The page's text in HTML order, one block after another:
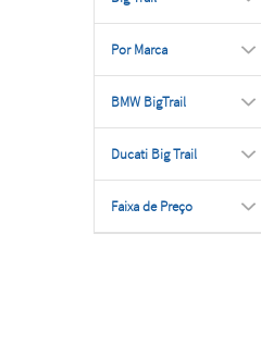
Por Marca
BMW BigTrail
Ducati Big Trail
Faixa de Preço